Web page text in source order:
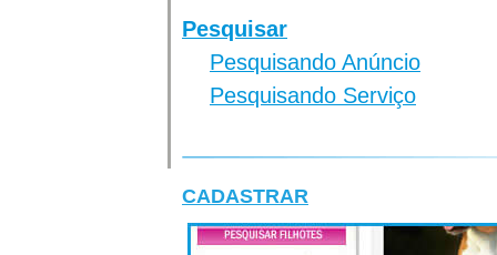
Pesquisar
Pesquisando Anúncio
Pesquisando Serviço
CADASTRAR